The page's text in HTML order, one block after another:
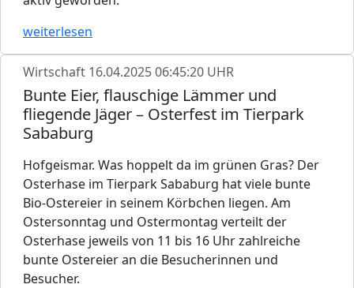
weiterlesen
Wirtschaft 16.04.2025 06:45:20 UHR
Bunte Eier, flauschige Lämmer und
fliegende Jäger – Osterfest im Tierpark
Sababurg
Hofgeismar. Was hoppelt da im grünen Gras? Der
Osterhase im Tierpark Sababurg hat viele bunte
Bio-Ostereier in seinem Körbchen liegen. Am
Ostersonntag und Ostermontag verteilt der
Osterhase jeweils von 11 bis 16 Uhr zahlreiche
bunte Ostereier an die Besucherinnen und
Besucher.